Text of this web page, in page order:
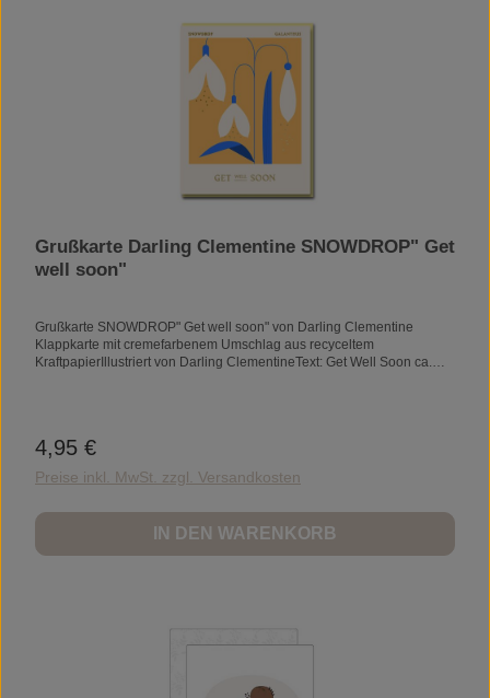
Grußkarte Darling Clementine SNOWDROP" Get
well soon"
Grußkarte SNOWDROP" Get well soon" von Darling Clementine
Klappkarte mit cremefarbenem Umschlag aus recyceltem
KraftpapierIllustriert von Darling ClementineText: Get Well Soon ca.
Regulärer Preis:
4,95 €
Preise inkl. MwSt. zzgl. Versandkosten
IN DEN WARENKORB